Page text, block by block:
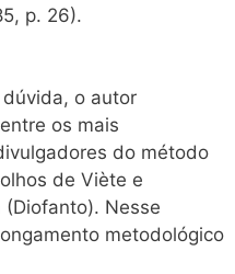
p. 26).
o autor
os mais
do método
de Viète e
Nesse
metodológico